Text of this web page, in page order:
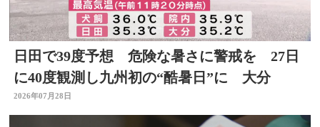
日田で39度予想 危険な暑さに警戒を 27日
に40度観測し九州初の“酷暑日”に 大分
2026年07月28日